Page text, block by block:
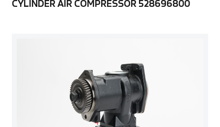
CYLINDER AIR COMPRESSOR 528696800